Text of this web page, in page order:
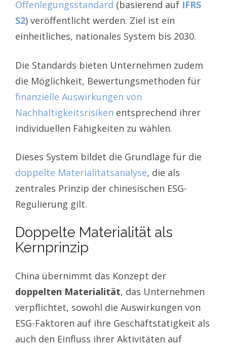
Offenlegungsstandard (basierend auf IFRS
S2) veröffentlicht werden. Ziel ist ein
einheitliches, nationales System bis 2030.
Die Standards bieten Unternehmen zudem
die Möglichkeit, Bewertungsmethoden für
finanzielle Auswirkungen von
Nachhaltigkeitsrisiken entsprechend ihrer
individuellen Fähigkeiten zu wählen.
Dieses System bildet die Grundlage für die
doppelte Materialitätsanalyse, die als
zentrales Prinzip der chinesischen ESG-
Regulierung gilt.
Doppelte Materialität als
Kernprinzip
China übernimmt das Konzept der
doppelten Materialität, das Unternehmen
verpflichtet, sowohl die Auswirkungen von
ESG-Faktoren auf ihre Geschäftstätigkeit als
auch den Einfluss ihrer Aktivitäten auf